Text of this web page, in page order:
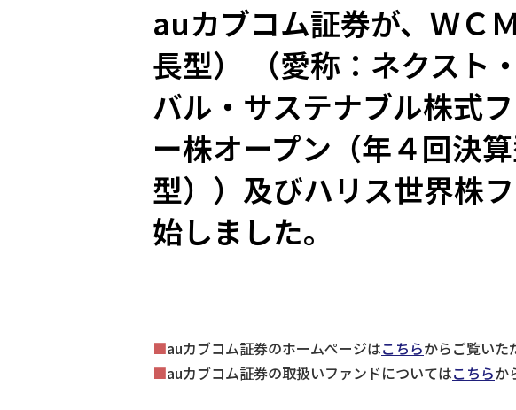
auカブコム証券が、ＷＣ
長型） （愛称：ネクスト
バル・サステナブル株式
ー株オープン（年４回決
型））及びハリス世界株
始しました。
■auカブコム証券のホームページはこちらからご覧いた
■auカブコム証券の取扱いファンドについてはこちらか